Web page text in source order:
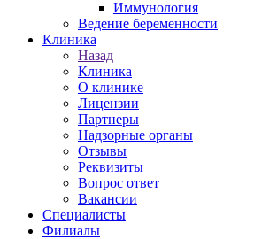
Иммунология
Ведение беременности
Клиника
Назад
Клиника
О клинике
Лицензии
Партнеры
Надзорные органы
Отзывы
Реквизиты
Вопрос ответ
Вакансии
Специалисты
Филиалы